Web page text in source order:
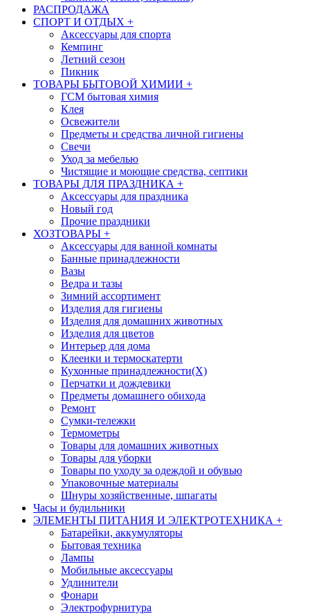
РАСПРОДАЖА
СПОРТ И ОТДЫХ +
Аксессуары для спорта
Кемпинг
Летний сезон
Пикник
ТОВАРЫ БЫТОВОЙ ХИМИИ +
ГСМ бытовая химия
Клея
Освежители
Предметы и средства личной гигиены
Свечи
Уход за мебелью
Чистящие и моющие средства, септики
ТОВАРЫ ДЛЯ ПРАЗДНИКА +
Аксессуары для праздника
Новый год
Прочие праздники
ХОЗТОВАРЫ +
Аксессуары для ванной комнаты
Банные принадлежности
Вазы
Ведра и тазы
Зимний ассортимент
Изделия для гигиены
Изделия для домашних животных
Изделия для цветов
Интерьер для дома
Клеенки и термоскатерти
Кухонные принадлежности(Х)
Перчатки и дождевики
Предметы домашнего обихода
Ремонт
Сумки-тележки
Термометры
Товары для домашних животных
Товары для уборки
Товары по уходу за одеждой и обувью
Упаковочные материалы
Шнуры хозяйственные, шпагаты
Часы и будильники
ЭЛЕМЕНТЫ ПИТАНИЯ И ЭЛЕКТРОТЕХНИКА +
Батарейки, аккумуляторы
Бытовая техника
Лампы
Мобильные аксессуары
Удлинители
Фонари
Электрофурнитура